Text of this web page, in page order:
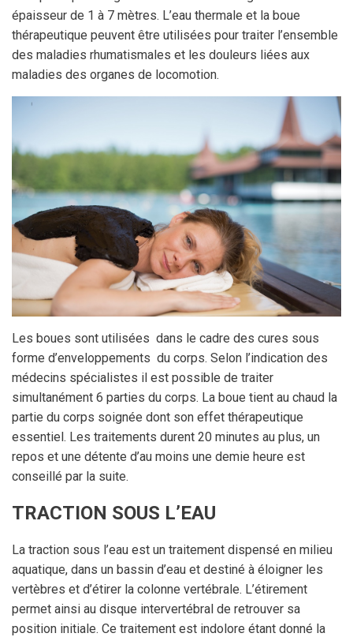
épaisseur de 1 à 7 mètres. L’eau thermale et la boue
thérapeutique peuvent être utilisées pour traiter l’ensemble
des maladies rhumatismales et les douleurs liées aux
maladies des organes de locomotion.
Les boues sont utilisées dans le cadre des cures sous
forme d’enveloppements du corps. Selon l’indication des
médecins spécialistes il est possible de traiter
simultanément 6 parties du corps. La boue tient au chaud la
partie du corps soignée dont son effet thérapeutique
essentiel. Les traitements durent 20 minutes au plus, un
repos et une détente d’au moins une demie heure est
conseillé par la suite.
TRACTION SOUS L’EAU
La traction sous l’eau est un traitement dispensé en milieu
aquatique, dans un bassin d’eau et destiné à éloigner les
vertèbres et d’étirer la colonne vertébrale. L’étirement
permet ainsi au disque intervertébral de retrouver sa
position initiale. Ce traitement est indolore étant donné la